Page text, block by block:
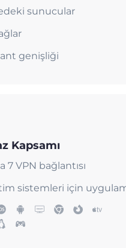
sunucular
genişliği
Kapsamı
7 VPN bağlantısı
sistemleri için